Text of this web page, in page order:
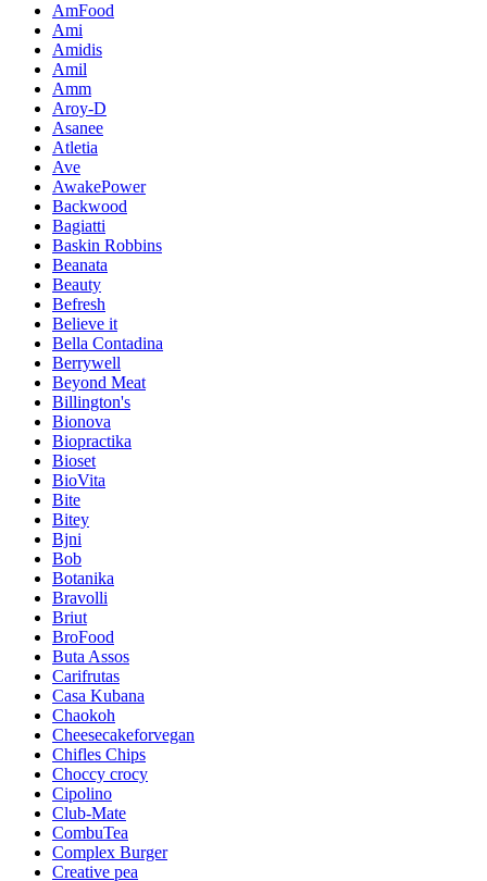
AmFood
Ami
Amidis
Amil
Amm
Aroy-D
Asanee
Atletia
Ave
AwakePower
Backwood
Bagiatti
Baskin Robbins
Beanata
Beauty
Befresh
Believe it
Bella Contadina
Berrywell
Beyond Meat
Billington's
Bionova
Biopractika
Bioset
BioVita
Bite
Bitey
Bjni
Bob
Botanika
Bravolli
Briut
BroFood
Buta Assos
Carifrutas
Casa Kubana
Chaokoh
Cheesecakeforvegan
Chifles Chips
Choccy crocy
Cipolino
Club-Mate
CombuTea
Complex Burger
Creative pea